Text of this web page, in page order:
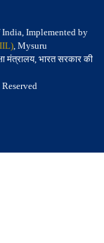
Implemented by
, Mysuru
मंत्रालय, भारत सरकार की